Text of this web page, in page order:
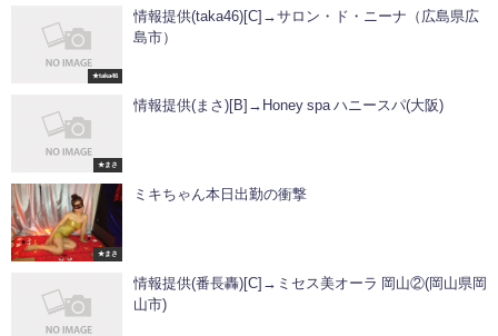
★taka46
情報提供(taka46)[C]→サロン・ド・ニーナ（広島県広
島市）
★まさ
情報提供(まさ)[B]→Honey spa ハニースパ(大阪)
★まさ
ミキちゃん本日出勤の衝撃
情報提供(番長轟)[C]→ミセス美オーラ 岡山②(岡山県岡
山市)